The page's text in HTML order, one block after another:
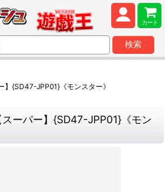
カート
検索
】{SD47-JPP01}《モンスター》
スーパー】{SD47-JPP01}《モン